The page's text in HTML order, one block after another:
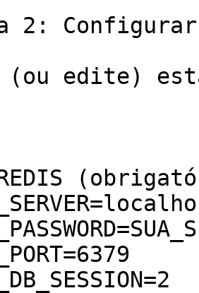
2:
(ou edite)